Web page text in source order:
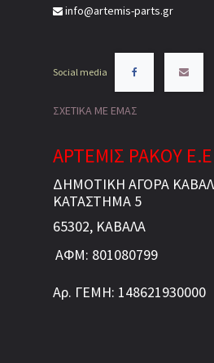
info@artemis-parts.gr
Social media
ΣΧΕΤΙΚΑ ΜΕ ΕΜΑΣ
ΑΡΤΕΜΙΣ ΡΑΚΟΥ
ΔΗΜΟΤΙΚΗ ΑΓΟΡΑ
ΚΑΤΑΣΤΗΜΑ 5
65302, ΚΑΒΑΛΑ
ΑΦΜ: 801080799
Αρ. ΓΕΜΗ: 148621930000